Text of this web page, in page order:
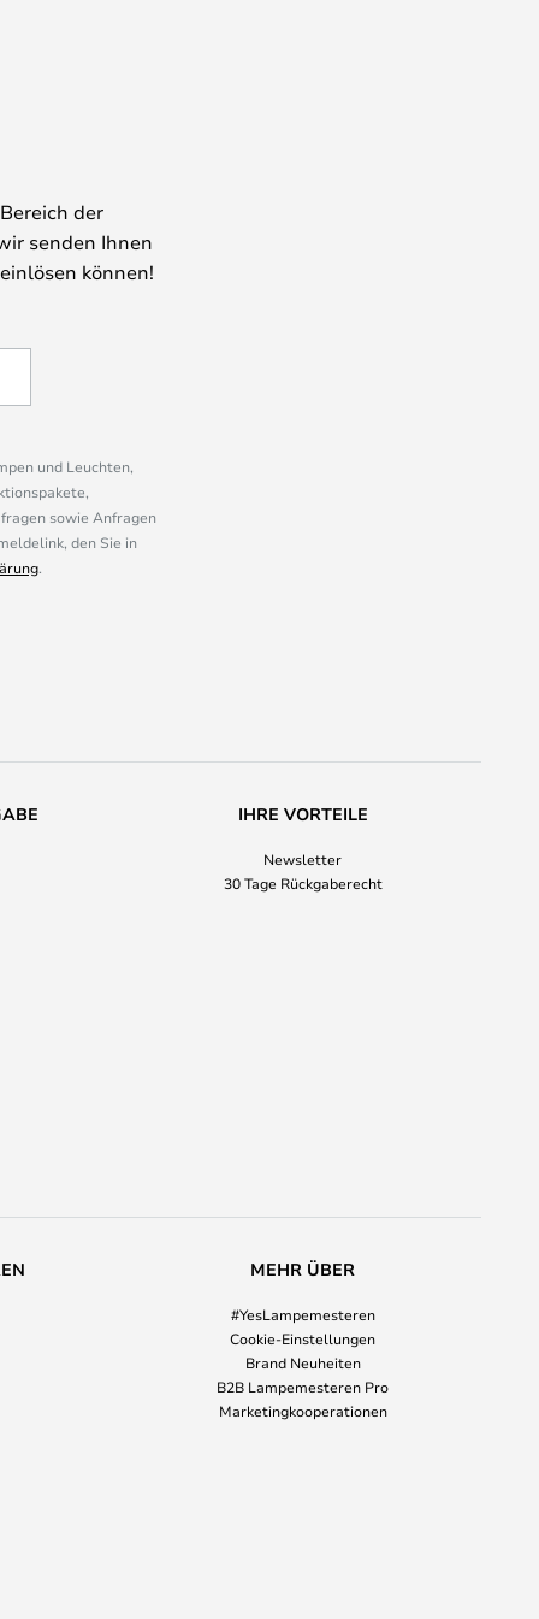
der
senden Ihnen
können!
und Leuchten,
sowie Anfragen
den Sie in
.
IHRE VORTEILE
Newsletter
30 Tage Rückgaberecht
MEHR ÜBER
#YesLampemesteren
Cookie-Einstellungen
Brand Neuheiten
B2B Lampemesteren Pro
Marketingkooperationen